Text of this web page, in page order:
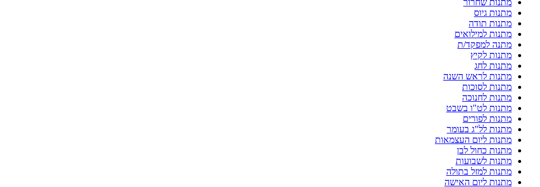
מתנות שחרור
מתנות גיוס
מתנות תודה
מתנות למילואים
מתנה למפקד/ת
מתנות לקיץ
מתנות לחג
מתנות לראש השנה
מתנות לסוכות
מתנות לחנוכה
מתנות לט"ו בשבט
מתנות לפורים
מתנות לל"ג בעומר
מתנות ליום העצמאות
מתנות כחול לבן
מתנות לשבועות
מתנות למזל בתולה
מתנות ליום האישה